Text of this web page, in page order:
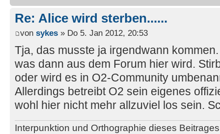
Re: Alice wird sterben......
von sykes » Do 5. Jan 2012, 20:53
Tja, das musste ja irgendwann
was dann aus dem Forum hier wird.
oder wird es in O2-Community
Allerdings betreibt O2 sein eigenes
wohl hier nicht mehr allzuviel los sein.
Interpunktion und Orthographie dieses